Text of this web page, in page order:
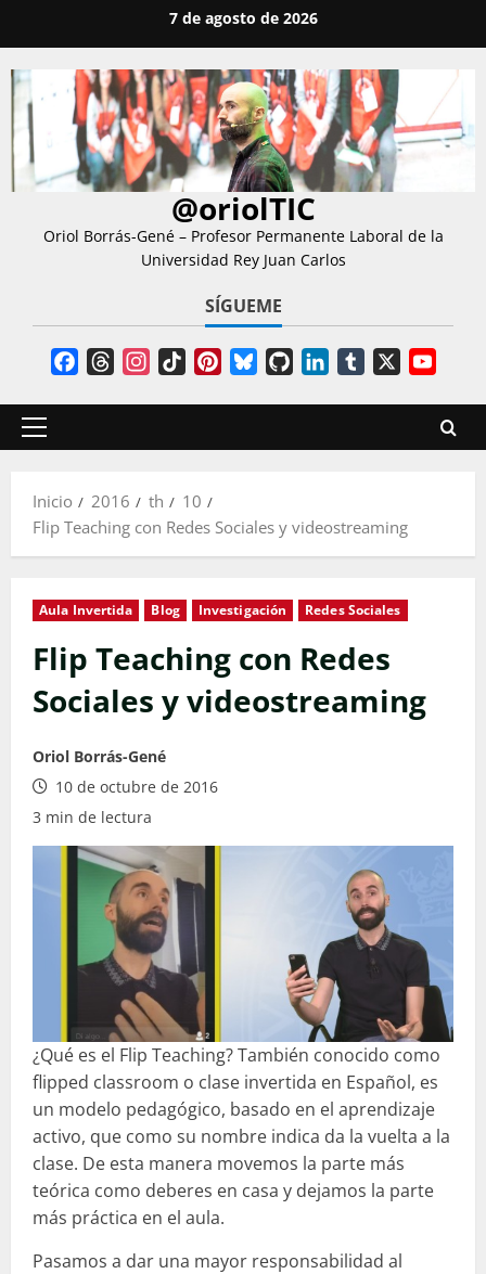
contenido
7 de agosto de 2026
@oriolTIC
Oriol Borrás-Gené – Profesor Permanente Laboral de la
Universidad Rey Juan Carlos
SÍGUEME
FacebookThreadsInstagram
TikTokPinterestBlueskyGitHubLinkedInTumblr
Menú
Inicio
2016 th
10
Flip Teaching con Redes Sociales y videostreaming
Aula Invertida Blog Investigación Redes Sociales
Flip Teaching con Redes
Sociales y videostreaming
Oriol Borrás-Gené
10 de octubre de 2016
3 min de lectura
¿Qué es el Flip Teaching? También conocido como
flipped classroom o clase invertida en Español, es
un modelo pedagógico, basado en el aprendizaje
activo, que como su nombre indica da la vuelta a la
clase. De esta manera movemos la parte más
teórica como deberes en casa y dejamos la parte
más práctica en el aula.
Pasamos a dar una mayor responsabilidad al